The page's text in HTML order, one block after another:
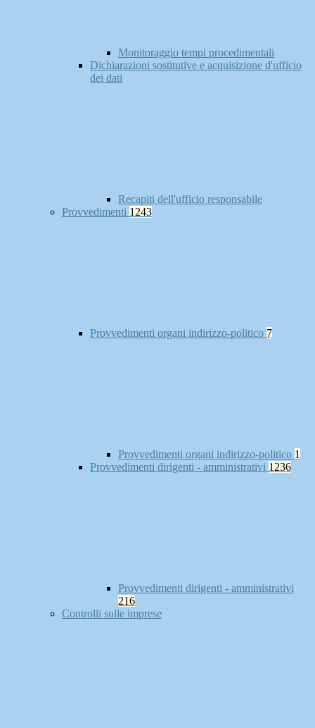
Monitoraggio tempi procedimentali
Dichiarazioni sostitutive e acquisizione d'ufficio
dei dati
Recapiti dell'ufficio responsabile
Provvedimenti 1243
Provvedimenti organi indirizzo-politico 7
Provvedimenti organi indirizzo-politico 1
Provvedimenti dirigenti - amministrativi 1236
Provvedimenti dirigenti - amministrativi
216
Controlli sulle imprese